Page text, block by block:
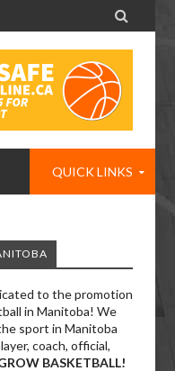

QUICK LINKS
to the promotion
in Manitoba! We
sport in Manitoba
coach, official,
BASKETBALL!